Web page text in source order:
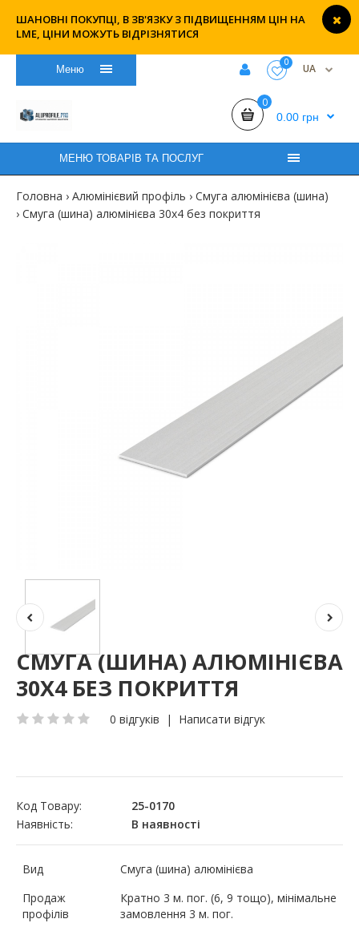
ШАНОВНІ ПОКУПЦІ, В ЗВ'ЯЗКУ З ПІДВИЩЕННЯМ ЦІН НА
LME, ЦІНИ МОЖУТЬ ВІДРІЗНЯТИСЯ
Меню
0 UA
0
0.00 грн
МЕНЮ ТОВАРІВ ТА ПОСЛУГ
Головна Алюмінієвий профіль
Смуга алюмінієва (шина)
Смуга (шина) алюмінієва 30х4 без покриття
СМУГА (ШИНА) АЛЮМІНІЄВА
30Х4 БЕЗ ПОКРИТТЯ
0 відгуків | Написати відгук
Код Товару:
25-0170
Наявність:
В наявності
Вид
Смуга (шина) алюмінієва
Продаж
профілів
Кратно 3 м. пог. (6, 9 тощо), мінімальне
замовлення 3 м. пог.